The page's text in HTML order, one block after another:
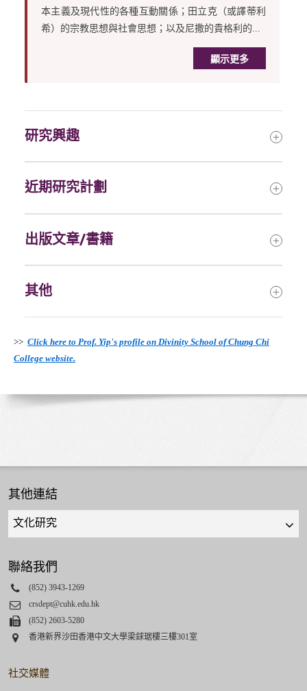
本主義及現代性的各種互動關係；田立克（或譯蒂利
希）的宗教思想與社會思想；以及尼撒的貴格利的...
顯示更多
研究興趣
近期研究計劃
出版文章/書籍
其他
>>Click here to Prof. Yip's profile on Divinity School of Chung Chi
College website.
其他連結
Quick
links
select
聯絡我們
Phone
(852) 3943-1269
Email
crsdept@cuhk.edu.hk
Fax(852) 2603-5280
Address
香港新界沙田香港中文大學梁銶琚樓三樓301室
社交媒體